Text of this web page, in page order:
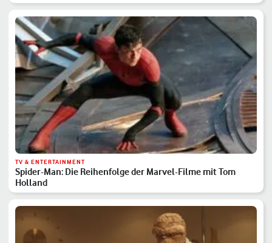
TV & ENTERTAINMENT
Spider-Man: Die Reihenfolge der Marvel-Filme mit Tom
Holland